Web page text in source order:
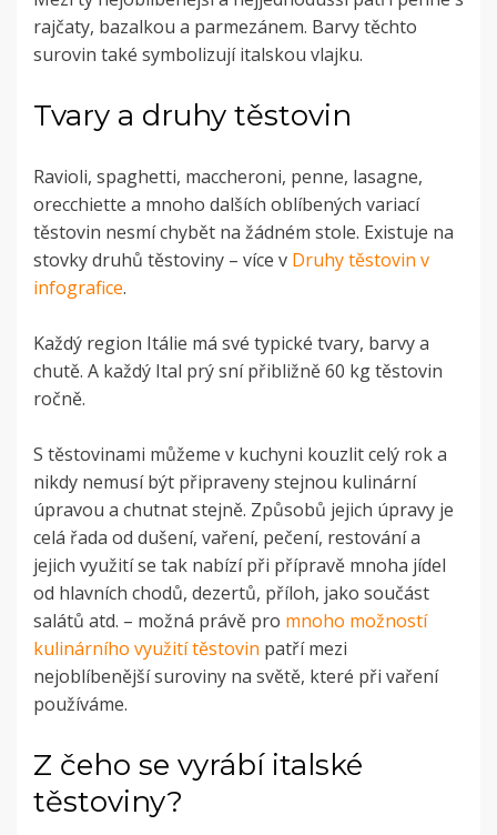
rajčaty, bazalkou a parmezánem. Barvy těchto
surovin také symbolizují italskou vlajku.
Tvary a druhy těstovin
Ravioli, spaghetti, maccheroni, penne, lasagne,
orecchiette a mnoho dalších oblíbených variací
těstovin nesmí chybět na žádném stole. Existuje na
stovkydruhů těstoviny – více v Druhy těstovin v
infografice.
Každý region Itálie má své typické tvary, barvy a
chutě. A každý Ital prý sní přibližně 60 kg těstovin
ročně.
S těstovinami můžeme v kuchyni kouzlit celý rok a
nikdy nemusí být připraveny stejnou kulinární
úpravou a chutnat stejně. Způsobů jejich úpravy je
celá řada od dušení, vaření, pečení, restování a
jejich využití se tak nabízí při přípravě mnoha jídel
od hlavních chodů, dezertů, příloh, jako součást
salátů atd. – možná právě pro mnoho možností
kulinárního využití těstovin patří mezi
nejoblíbenější suroviny na světě, které při vaření
používáme.
Z čeho se vyrábí italské
těstoviny?